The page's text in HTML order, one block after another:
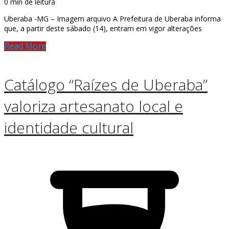
Uberaba -MG – Imagem arquivo A Prefeitura de Uberaba informa
que, a partir deste sábado (14), entram em vigor alterações
Read More
Catálogo “Raízes de Uberaba”
valoriza artesanato local e
identidade cultural